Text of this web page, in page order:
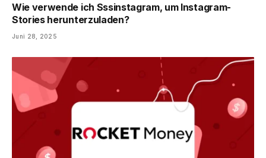
Wie verwende ich Sssinstagram, um Instagram-
Stories herunterzuladen?
Juni 28, 2025